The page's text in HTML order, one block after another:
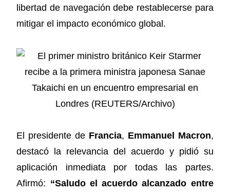
libertad de navegación debe restablecerse para
mitigar el impacto económico global.
El presidente de Francia, Emmanuel Macron,
destacó la relevancia del acuerdo y pidió su
aplicación inmediata por todas las partes.
Afirmó: “Saludo el acuerdo alcanzado entre